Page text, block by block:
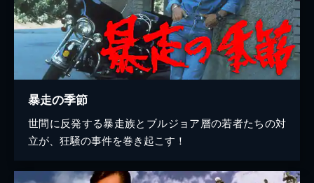
暴走の季節
世間に反発する暴走族とブルジョア層の若者たちの対
立が、狂騒の事件を巻き起こす！